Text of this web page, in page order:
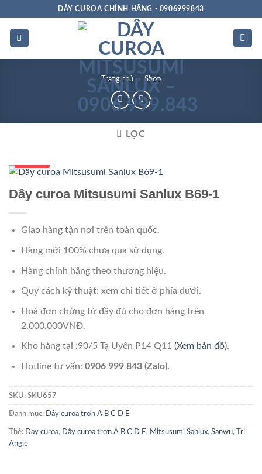
dung
DÂY CUROA CHÍNH HÃNG - 0906999843
Trang chủ » Shop
LỌC
Dây curoa Mitsusumi Sanlux B69-1
Giao hàng tận nơi trên toàn quốc.
Hàng mới 100% chưa qua sử dụng.
Hàng chính hãng theo thương hiệu.
Quy cách kỹ thuật: xem chi tiết ở phía dưới.
Hoá đơn chứng từ đầy đủ cho đơn hàng trên
2.000.000VNĐ.
Kho hàng tại :90/5 Tạ Uyên P14 Q11 (Xem bản đồ).
Hotline tư vấn: 0906 999 843 (Zalo).
SKU: SKU657
Danh mục: Dây curoa trơn A B C D E
Thẻ: Day curoa, Dây curoa trơn A B C D E , Mitsusumi Sanlux, Sanwu,
Tri
Angle